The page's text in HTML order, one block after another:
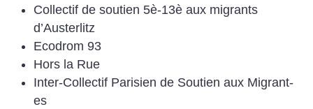
Collectif de soutien 5è-13è aux migrants
d’Austerlitz
Ecodrom 93
Hors la Rue
Inter-Collectif Parisien de Soutien aux Migrant-
es